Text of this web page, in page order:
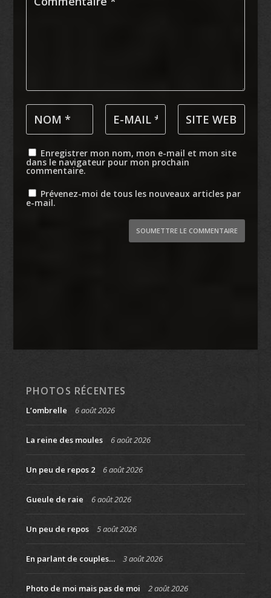
Enregistrer mon nom, mon e-mail et mon site
dans le navigateur pour mon prochain
commentaire.
Prévenez-moi de tous les nouveaux articles par
e-mail.
SOUMETTRE LE COMMENTAIRE
PHOTOS RÉCENTES
L’ombrelle 6 août 2026
La reine des moules 6 août 2026
Un peu de repos 2 6 août 2026
Gueule de raie 6 août 2026
Un peu de repos 5 août 2026
En parlant de couples… 3 août 2026
Photo de moi mais pas de moi 2 août 2026